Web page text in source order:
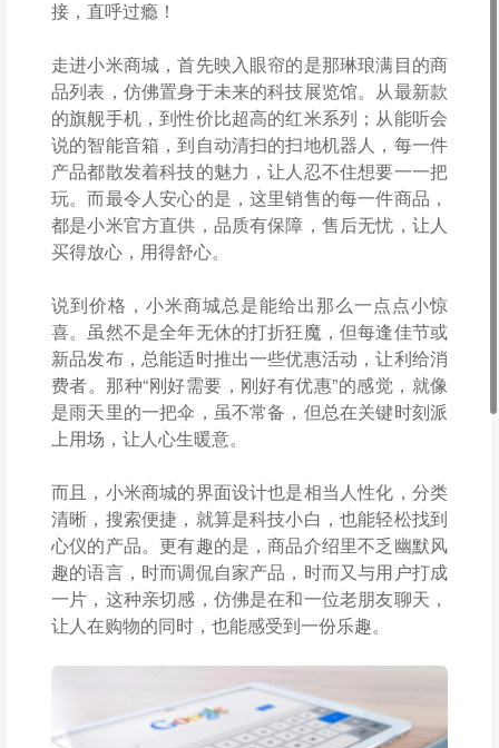
接，直呼过瘾！
走进小米商城，首先映入眼帘的是那琳琅满目的商
品列表，仿佛置身于未来的科技展览馆。从最新款
的旗舰手机，到性价比超高的红米系列；从能听会
说的智能音箱，到自动清扫的扫地机器人，每一件
产品都散发着科技的魅力，让人忍不住想要一一把
玩。而最令人安心的是，这里销售的每一件商品，
都是小米官方直供，品质有保障，售后无忧，让人
买得放心，用得舒心。
说到价格，小米商城总是能给出那么一点点小惊
喜。虽然不是全年无休的打折狂魔，但每逢佳节或
新品发布，总能适时推出一些优惠活动，让利给消
费者。那种“刚好需要，刚好有优惠”的感觉，就像
是雨天里的一把伞，虽不常备，但总在关键时刻派
上用场，让人心生暖意。
而且，小米商城的界面设计也是相当人性化，分类
清晰，搜索便捷，就算是科技小白，也能轻松找到
心仪的产品。更有趣的是，商品介绍里不乏幽默风
趣的语言，时而调侃自家产品，时而又与用户打成
一片，这种亲切感，仿佛是在和一位老朋友聊天，
让人在购物的同时，也能感受到一份乐趣。